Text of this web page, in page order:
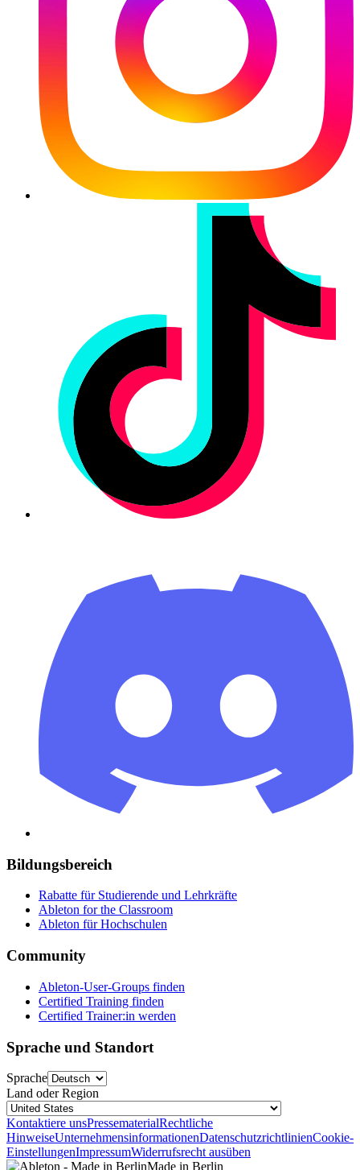
Bildungsbereich
Rabatte für Studierende und Lehrkräfte
Ableton for the Classroom
Ableton für Hochschulen
Community
Ableton-User-Groups finden
Certified Training finden
Certified Trainer:in werden
Sprache und Standort
Sprache
Land oder Region
Kontaktiere unsPressematerialRechtliche
HinweiseUnternehmensinformationenDatenschutzrichtlinienCookie-
EinstellungenImpressumWiderrufsrecht ausüben
Made in Berlin